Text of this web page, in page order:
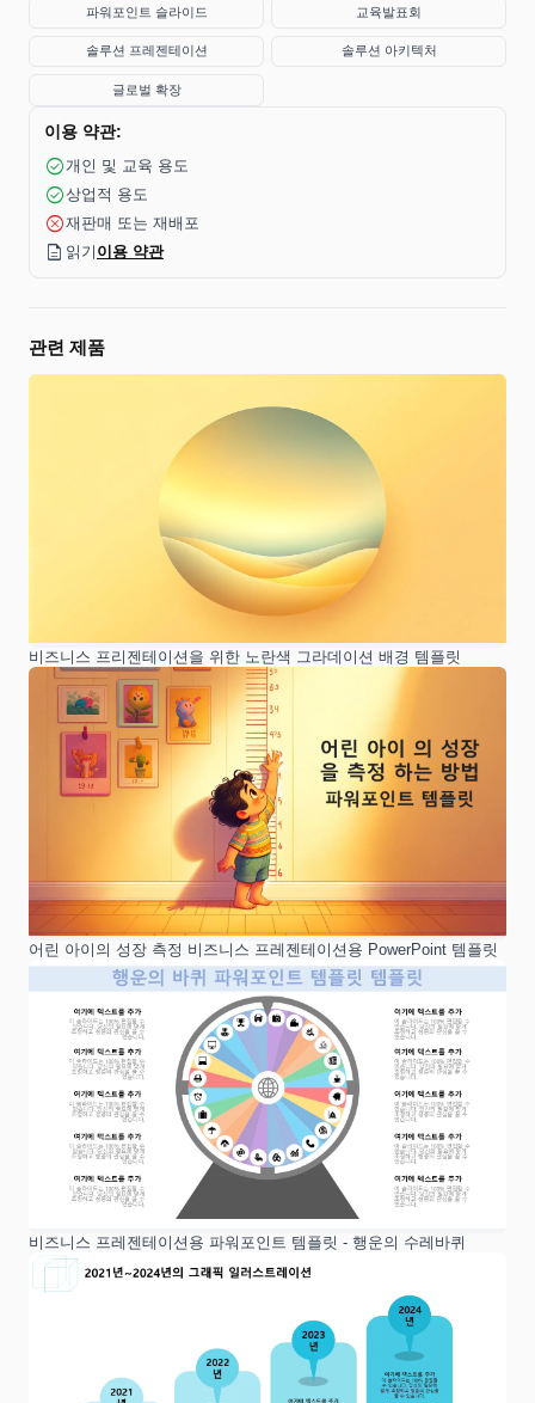
파워포인트 슬라이드 교육발표회
솔루션 프레젠테이션 솔루션 아키텍처
글로벌 확장
이용 약관:
check_circle 개인 및 교육 용도
check_circle상업적 용도
cancel재판매 또는 재배포
description 읽기 이용 약관
관련 제품
비즈니스 프리젠테이션을 위한 노란색 그라데이션 배경 템플릿
어린 아이의 성장 측정 비즈니스 프레젠테이션용 PowerPoint 템플릿
비즈니스 프레젠테이션용 파워포인트 템플릿 - 행운의 수레바퀴